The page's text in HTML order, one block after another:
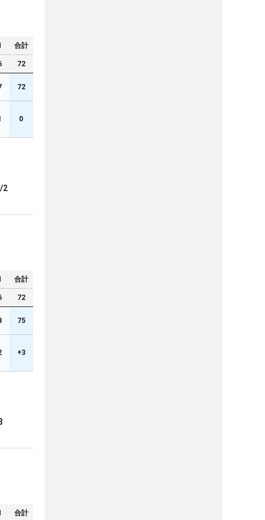
合計
72
72
0
2
合計
72
75
+3
合計